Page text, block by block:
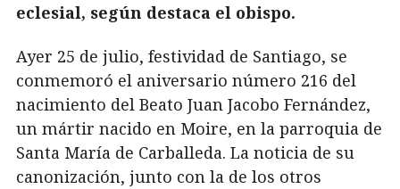
eclesial, según destaca el obispo.
Ayer 25 de julio, festividad de Santiago, se
conmemoró el aniversario número 216 del
nacimiento del Beato Juan Jacobo Fernández,
un mártir nacido en Moire, en la parroquia de
Santa María de Carballeda. La noticia de su
canonización, junto con la de los otros